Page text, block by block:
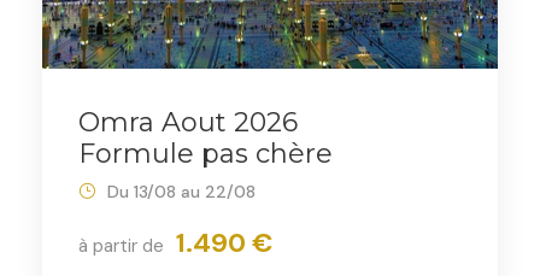
Omra Aout 2026
Formule pas chère
à partir de 1.490 €
Du 13/08 au 22/08